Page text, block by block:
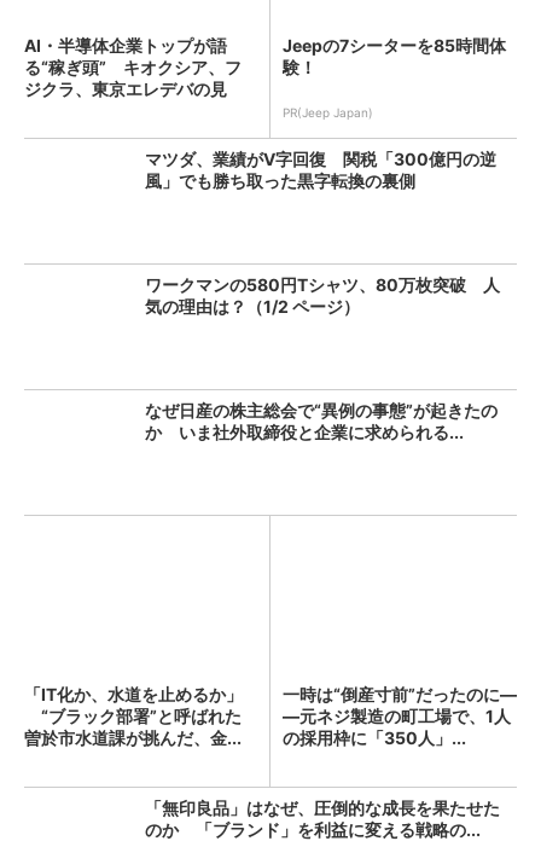
AI・半導体企業トップが語
る“稼ぎ頭” キオクシア、フ
ジクラ、東京エレデバの見
Jeepの7シーターを85時間体
験！
PR(Jeep Japan)
マツダ、業績がV字回復 関税「300億円の逆
風」でも勝ち取った黒字転換の裏側
ワークマンの580円Tシャツ、80万枚突破 人
気の理由は？（1/2 ページ）
なぜ日産の株主総会で“異例の事態”が起きたの
か いま社外取締役と企業に求められる...
「IT化か、水道を止めるか」
“ブラック部署”と呼ばれた
曽於市水道課が挑んだ、金...
一時は“倒産寸前”だったのに―
―元ネジ製造の町工場で、1人
の採用枠に「350人」...
「無印良品」はなぜ、圧倒的な成長を果たせた
のか 「ブランド」を利益に変える戦略の...